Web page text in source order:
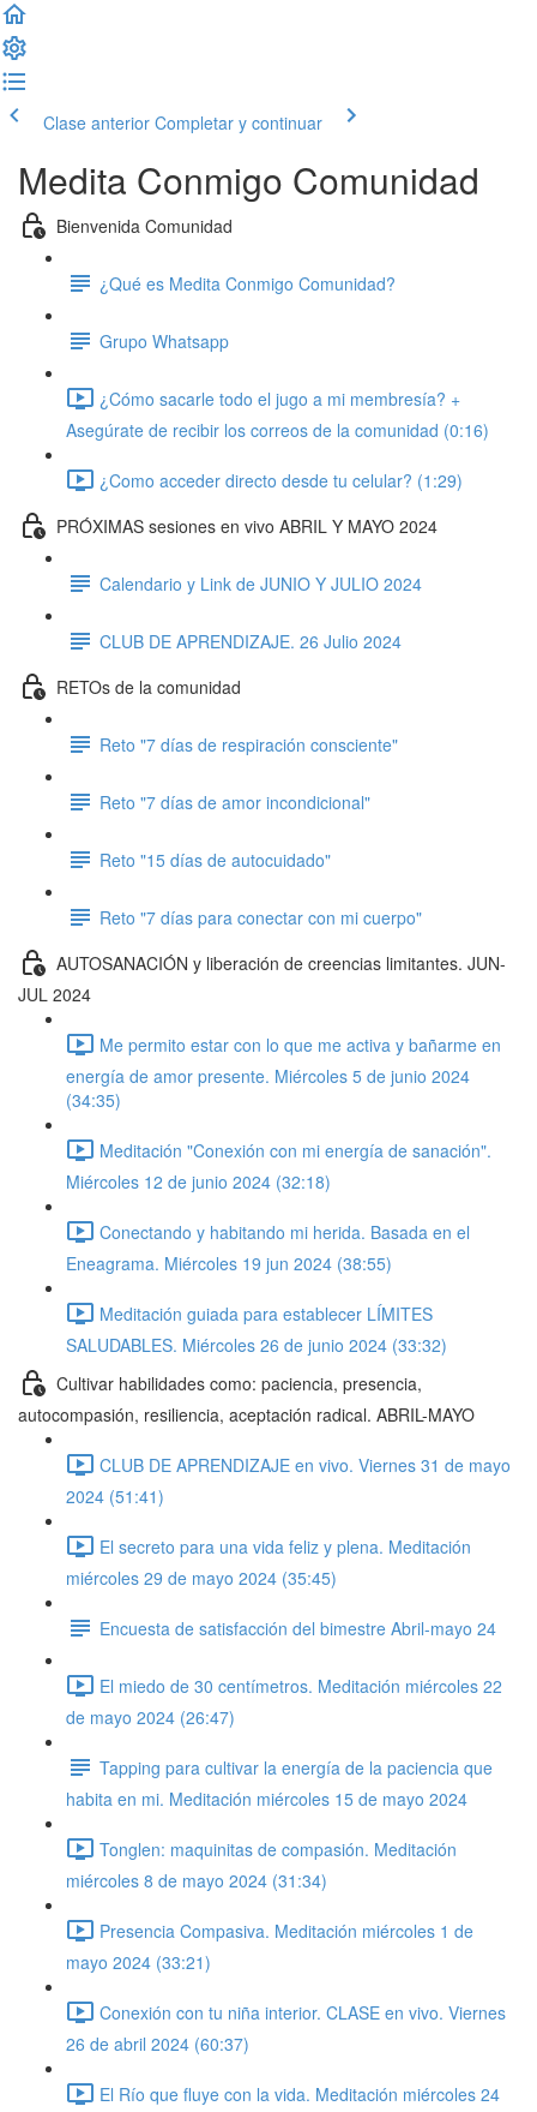
Clase anterior Completar y continuar
Medita Conmigo Comunidad
Bienvenida Comunidad
¿Qué es Medita Conmigo Comunidad?
Grupo Whatsapp
¿Cómo sacarle todo el jugo a mi membresía? +
Asegúrate de recibir los correos de la comunidad (0:16)
¿Como acceder directo desde tu celular? (1:29)
PRÓXIMAS sesiones en vivo ABRIL Y MAYO 2024
Calendario y Link de JUNIO Y JULIO 2024
CLUB DE APRENDIZAJE. 26 Julio 2024
RETOs de la comunidad
Reto "7 días de respiración consciente"
Reto "7 días de amor incondicional"
Reto "15 días de autocuidado"
Reto "7 días para conectar con mi cuerpo"
AUTOSANACIÓN y liberación de creencias limitantes. JUN-
JUL 2024
Me permito estar con lo que me activa y bañarme en
energía de amor presente. Miércoles 5 de junio 2024
(34:35)
Meditación "Conexión con mi energía de sanación".
Miércoles 12 de junio 2024 (32:18)
Conectando y habitando mi herida. Basada en el
Eneagrama. Miércoles 19 jun 2024 (38:55)
Meditación guiada para establecer LÍMITES
SALUDABLES. Miércoles 26 de junio 2024 (33:32)
Cultivar habilidades como: paciencia, presencia,
autocompasión, resiliencia, aceptación radical. ABRIL-MAYO
CLUB DE APRENDIZAJE en vivo. Viernes 31 de mayo
2024 (51:41)
El secreto para una vida feliz y plena. Meditación
miércoles 29 de mayo 2024 (35:45)
Encuesta de satisfacción del bimestre Abril-mayo 24
El miedo de 30 centímetros. Meditación miércoles 22
de mayo 2024 (26:47)
Tapping para cultivar la energía de la paciencia que
habita en mi. Meditación miércoles 15 de mayo 2024
Tonglen: maquinitas de compasión. Meditación
miércoles 8 de mayo 2024 (31:34)
Presencia Compasiva. Meditación miércoles 1 de
mayo 2024 (33:21)
Conexión con tu niña interior. CLASE en vivo. Viernes
26 de abril 2024 (60:37)
El Río que fluye con la vida. Meditación miércoles 24